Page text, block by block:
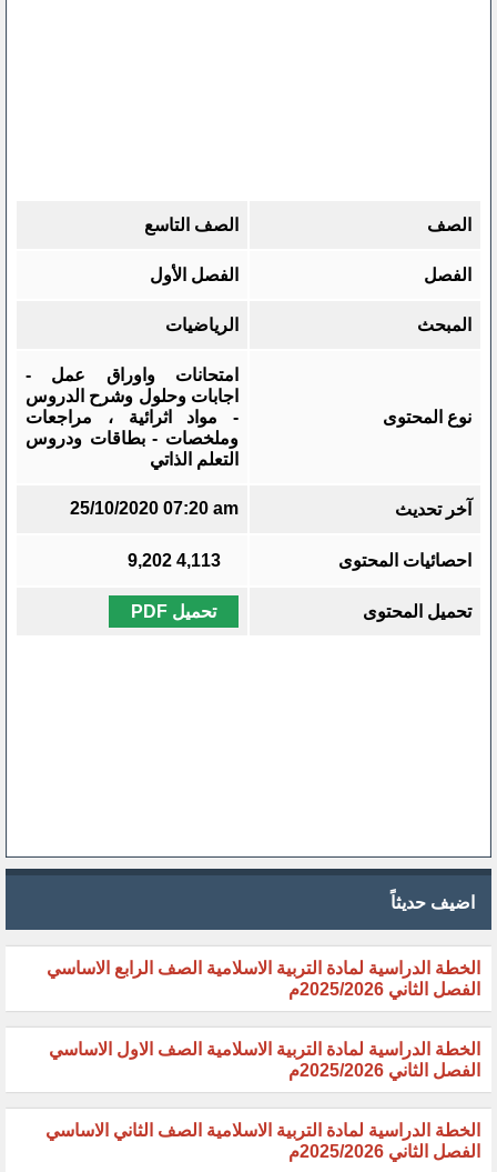
الصف الصف التاسع
الفصل الفصل الأول
المبحث الرياضيات
نوع المحتوى
امتحانات واوراق عمل -
اجابات وحلول وشرح الدروس
- مواد اثرائية ، مراجعات
وملخصات - بطاقات ودروس
التعلم الذاتي
آخر تحديث 25/10/2020 07:20 am
احصائيات المحتوى 4,113
9,202
تحميل المحتوى تحميل PDF
اضيف حديثاً
الخطة الدراسية لمادة التربية الاسلامية الصف الرابع الاساسي
الفصل الثاني 2025/2026م
الخطة الدراسية لمادة التربية الاسلامية الصف الاول الاساسي
الفصل الثاني 2025/2026م
الخطة الدراسية لمادة التربية الاسلامية الصف الثاني الاساسي
الفصل الثاني 2025/2026م